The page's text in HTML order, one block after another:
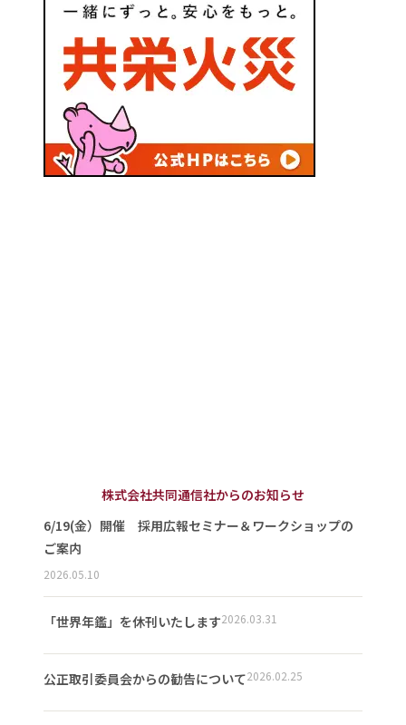
株式会社共同通信社からのお知らせ
6/19(金）開催 採用広報セミナー＆ワークショップの
ご案内
2026.05.10
「世界年鑑」を休刊いたします2026.03.31
公正取引委員会からの勧告について2026.02.25